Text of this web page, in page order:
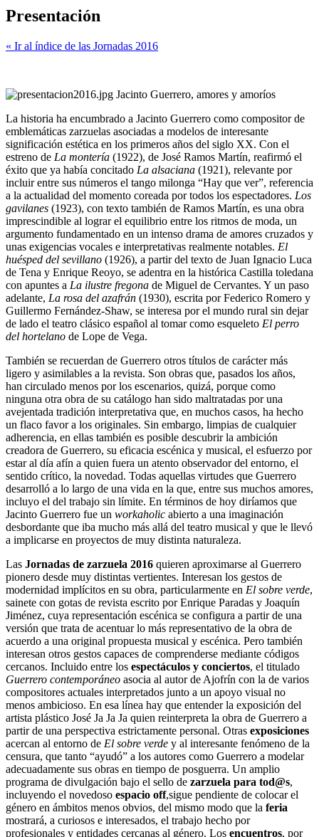
Presentación
« Ir al índice de las Jornadas 2016
Jacinto Guerrero, amores y amoríos
La historia ha encumbrado a Jacinto Guerrero como compositor de
emblemáticas zarzuelas asociadas a modelos de interesante
significación estética en los primeros años del siglo XX. Con el
estreno de La montería (1922), de José Ramos Martín, reafirmó el
éxito que ya había concitado La alsaciana (1921), relevante por
incluir entre sus números el tango milonga “Hay que ver”, referencia
a la actualidad del momento coreada por todos los espectadores. Los
gavilanes (1923), con texto también de Ramos Martín, es una obra
imprescindible al lograr el equilibrio entre los ritmos de moda, un
argumento fundamentado en un intenso drama de amores cruzados y
unas exigencias vocales e interpretativas realmente notables. El
huésped del sevillano (1926), a partir del texto de Juan Ignacio Luca
de Tena y Enrique Reoyo, se adentra en la histórica Castilla toledana
con apuntes a La ilustre fregona de Miguel de Cervantes. Y un paso
adelante, La rosa del azafrán (1930), escrita por Federico Romero y
Guillermo Fernández-Shaw, se interesa por el mundo rural sin dejar
de lado el teatro clásico español al tomar como esqueleto El perro
del hortelano de Lope de Vega.
También se recuerdan de Guerrero otros títulos de carácter más
ligero y asimilables a la revista. Son obras que, pasados los años,
han circulado menos por los escenarios, quizá, porque como
ninguna otra obra de su catálogo han sido maltratadas por una
avejentada tradición interpretativa que, en muchos casos, ha hecho
un flaco favor a los originales. Sin embargo, limpias de cualquier
adherencia, en ellas también es posible descubrir la ambición
creadora de Guerrero, su eficacia escénica y musical, el esfuerzo por
estar al día afín a quien fuera un atento observador del entorno, el
sentido crítico, la novedad. Todas aquellas virtudes que Guerrero
desarrolló a lo largo de una vida en la que, entre sus muchos amores,
incluyo el del trabajo sin límite. En términos de hoy diríamos que
Jacinto Guerrero fue un workaholic abierto a una imaginación
desbordante que iba mucho más allá del teatro musical y que le llevó
a implicarse en proyectos de muy distinta naturaleza.
Las Jornadas de zarzuela 2016 quieren aproximarse al Guerrero
pionero desde muy distintas vertientes. Interesan los gestos de
modernidad implícitos en su obra, particularmente en El sobre verde,
sainete con gotas de revista escrito por Enrique Paradas y Joaquín
Jiménez, cuya representación escénica se configura a partir de una
versión que trata de acentuar lo más representativo de la obra de
acuerdo a una original propuesta musical y escénica. Pero también
interesan otros gestos capaces de comprenderse mediante códigos
cercanos. Incluido entre los espectáculos y conciertos, el titulado
Guerrero contemporáneo asocia al autor de Ajofrín con la de varios
compositores actuales interpretados junto a un apoyo visual no
menos ambicioso. En esa línea hay que entender la exposición del
artista plástico José Ja Ja Ja quien reinterpreta la obra de Guerrero a
partir de una perspectiva estrictamente personal. Otras exposiciones
acercan al entorno de El sobre verde y al interesante fenómeno de la
censura, que tanto “ayudó” a los autores como Guerrero a modelar
adecuadamente sus obras en tiempo de posguerra. Un amplio
programa de divulgación bajo el sello de zarzuela para tod@s,
incluyendo el novedoso espacio off,sigue pendiente de colocar el
género en ámbitos menos obvios, del mismo modo que la feria
mostrará, a curiosos e interesados, el trabajo hecho por
profesionales y entidades cercanas al género. Los encuentros, por